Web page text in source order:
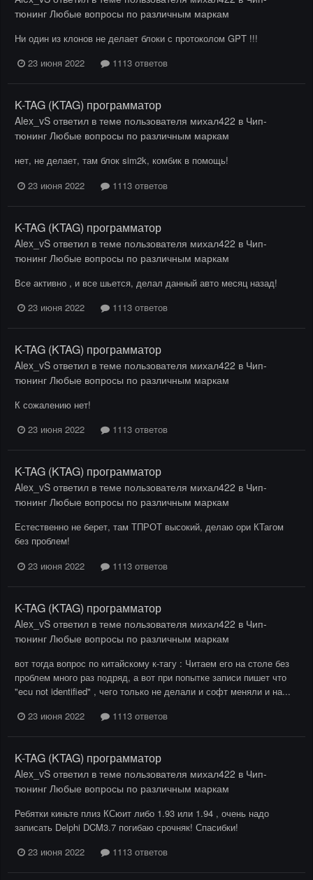
тюнинг Любые вопросы по различным маркам
Ни один из клонов не делает блоки с протоколом GPT !!!
23 июня 2022
1113 ответов
K-TAG (KTAG) программатор
Alex_vS ответил в теме пользователя михал422 в Чип-
тюнинг Любые вопросы по различным маркам
нет, не делает, там блок sim2k, комбик в помощь!
23 июня 2022
1113 ответов
K-TAG (KTAG) программатор
Alex_vS ответил в теме пользователя михал422 в Чип-
тюнинг Любые вопросы по различным маркам
Все активно , и все шьется, делал данный авто месяц назад!
23 июня 2022
1113 ответов
K-TAG (KTAG) программатор
Alex_vS ответил в теме пользователя михал422 в Чип-
тюнинг Любые вопросы по различным маркам
К сожалению нет!
23 июня 2022
1113 ответов
K-TAG (KTAG) программатор
Alex_vS ответил в теме пользователя михал422 в Чип-
тюнинг Любые вопросы по различным маркам
Естественно не берет, там ТПРОТ высокий, делаю ори КТагом
без проблем!
23 июня 2022
1113 ответов
K-TAG (KTAG) программатор
Alex_vS ответил в теме пользователя михал422 в Чип-
тюнинг Любые вопросы по различным маркам
вот тогда вопрос по китайскому к-тагу : Читаем его на столе без
проблем много раз подряд, а вот при попытке записи пишет что
"ecu not identified" , чего только не делали и софт меняли и на...
23 июня 2022
1113 ответов
K-TAG (KTAG) программатор
Alex_vS ответил в теме пользователя михал422 в Чип-
тюнинг Любые вопросы по различным маркам
Ребятки киньте плиз КСюит либо 1.93 или 1.94 , очень надо
записать Delphi DCM3.7 погибаю срочняк! Спасибки!
23 июня 2022
1113 ответов